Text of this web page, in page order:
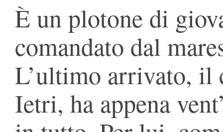
È un plotone di
comandato dal
L’ultimo arrivato, il
Ietri, ha appena